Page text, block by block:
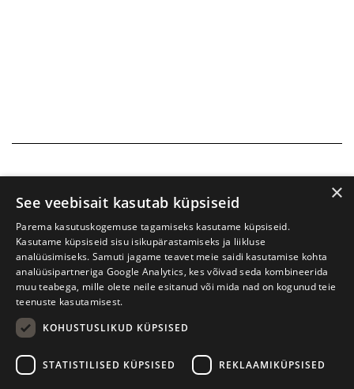
Prima Vista kirjandusfestival
+372 56906836
×
See veebisait kasutab küpsiseid
Parema kasutuskogemuse tagamiseks kasutame küpsiseid.
Kasutame küpsiseid sisu isikupärastamiseks ja liikluse
analüüsimiseks. Samuti jagame teavet meie saidi kasutamise kohta
analüüsipartneriga Google Analytics, kes võivad seda kombineerida
muu teabega, mille olete neile esitanud või mida nad on kogunud teie
teenuste kasutamisest.
KOHUSTUSLIKUD KÜPSISED
STATISTILISED KÜPSISED REKLAAMIKÜPSISED